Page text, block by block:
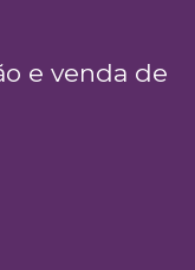
e venda de